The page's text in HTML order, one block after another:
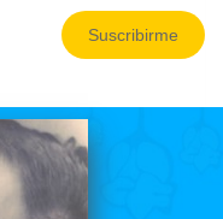
Suscribirme